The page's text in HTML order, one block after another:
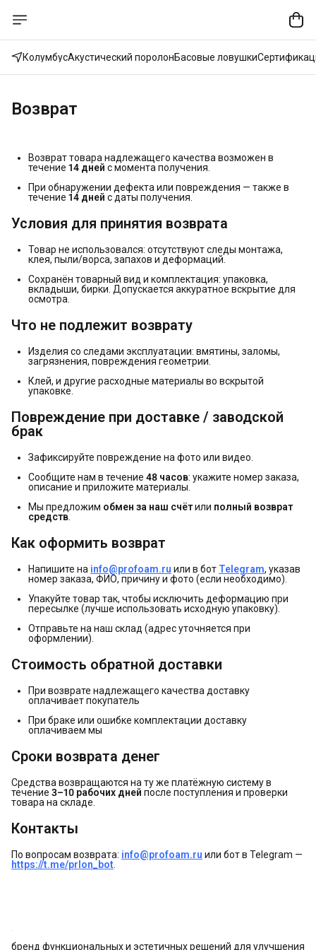
КолумбусАкустический поролонБасовые ловушки
Возврат
Возврат товара надлежащего качества возможен в
течение 14 дней с момента получения.
При обнаружении дефекта или повреждения — также в
течение 14 дней с даты получения.
Условия для принятия возврата
Товар не использовался: отсутствуют следы монтажа,
клея, пыли/ворса, запахов и деформаций.
Сохранён товарный вид и комплектация: упаковка,
вкладыши, бирки. Допускается аккуратное вскрытие для
осмотра.
Что не подлежит возврату
Изделия со следами эксплуатации: вмятины, заломы,
загрязнения, повреждения геометрии.
Клей, и другие расходные материалы во вскрытой
упаковке.
Повреждение при доставке / заводской
брак
Зафиксируйте повреждение на фото или видео.
Сообщите нам в течение 48 часов: укажите номер заказа,
описание и приложите материалы.
Мы предложим обмен за наш счётили полный возврат
средств
Как оформить возврат
Напишите на info@profoam.ru или в бот Telegram, указав
номер заказа, ФИО, причину и фото (если необходимо).
Упакуйте товар так, чтобы исключить деформацию при
пересылке (лучше использовать исходную упаковку).
Отправьте на наш склад (адрес уточняется при
оформлении).
Стоимость обратной доставки
При возврате надлежащего качества доставку
оплачивает покупатель
При браке или ошибке комплектации доставку
оплачиваем мы
Сроки возврата денег
Средства возвращаются на ту же платёжную систему в
течение 3–10 рабочих дней после поступления и проверки
товара на складе.
Контакты
По вопросам возврата: info@profoam.ru или бот в Telegram —
https://t.me/prlon_bot
бренд функциональных и эстетичных решений для улучшения